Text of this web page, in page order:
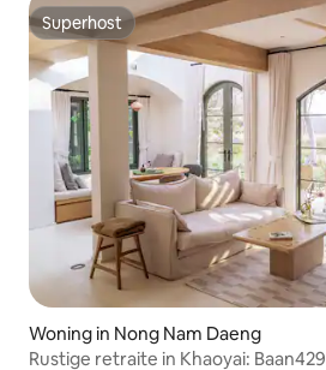
Superhost
Superhost
Woning in Nong Nam Daeng
Rustige retraite in Khaoyai: Baan429